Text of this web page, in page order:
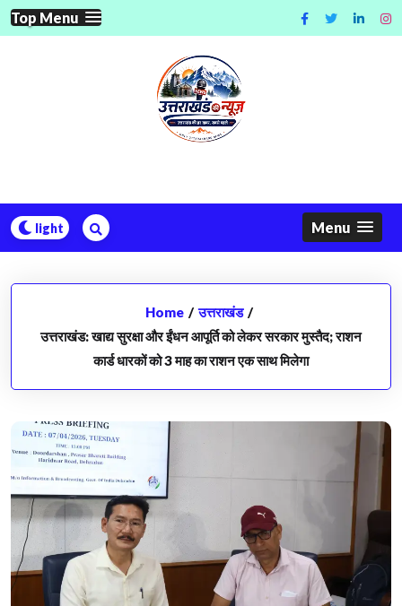
Skip
to
Top Menu
Menu
Home / उत्तराखंड /
उत्तराखंड: खाद्य सुरक्षा और ईंधन आपूर्ति को लेकर सरकार मुस्तैद; राशन
कार्ड धारकों को 3 माह का राशन एक साथ मिलेगा